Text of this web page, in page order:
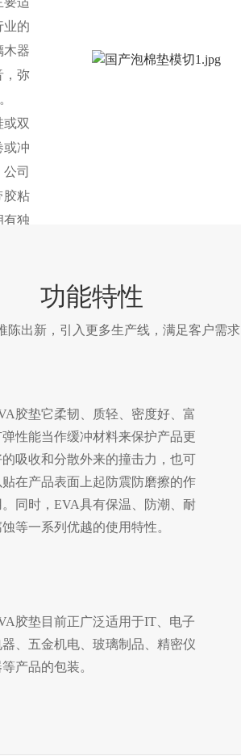
业的
木器
，弥
双
或冲
司
胶粘
有独
功能特性
陈出新，引入更多生产线，满足客户需求
胶垫它柔韧、质轻、密度好、富
弹性能当作缓冲材料来保护产品更
的吸收和分散外来的撞击力，也可
贴在产品表面上起防震防磨擦的作
。同时，EVA具有保温、防潮、耐
蚀等一系列优越的使用特性。
胶垫目前正广泛适用于IT、电子
器、五金机电、玻璃制品、精密仪
产品的包装。